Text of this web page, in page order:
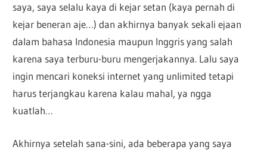
saya, saya selalu kaya di kejar setan (kaya pernah di
kejar beneran aje…) dan akhirnya banyak sekali ejaan
dalam bahasa Indonesia maupun Inggris yang salah
karena saya terburu-buru mengerjakannya. Lalu saya
ingin mencari koneksi internet yang unlimited tetapi
harus terjangkau karena kalau mahal, ya ngga
kuatlah…
Akhirnya setelah sana-sini, ada beberapa yang saya